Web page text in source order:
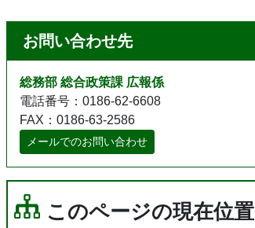
お問い合わせ先
総務部 総合政策課 広報係
電話番号：0186-62-6608
FAX：0186-63-2586
メールでのお問い合わせ
このページの現在位置